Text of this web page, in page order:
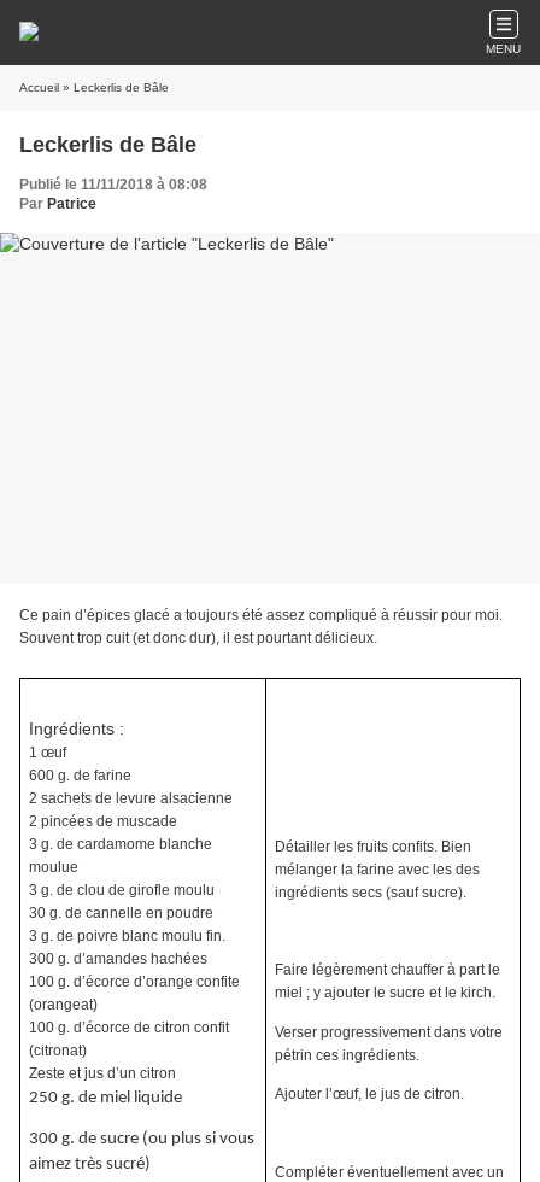
MENU
Accueil » Leckerlis de Bâle
Leckerlis de Bâle
Publié le 11/11/2018 à 08:08
Par Patrice
Ce pain d’épices glacé a toujours été assez compliqué à réussir pour moi.
Souvent trop cuit (et donc dur), il est pourtant délicieux.
Ingrédients :
1 œuf
600 g. de farine
2 sachets de levure alsacienne
2 pincées de muscade
3 g. de cardamome blanche
moulue
3 g. de clou de girofle moulu
30 g. de cannelle en poudre
3 g. de poivre blanc moulu fin.
300 g. d’amandes hachées
100 g. d’écorce d’orange confite
(orangeat)
100 g. d’écorce de citron confit
(citronat)
Zeste et jus d’un citron
250 g. de miel liquide
300 g. de sucre (ou plus si vous
aimez très sucré)
Détailler les fruits confits. Bien
mélanger la farine avec les des
ingrédients secs (sauf sucre).
Faire légèrement chauffer à part le
miel ; y ajouter le sucre et le kirch.
Verser progressivement dans votre
pétrin ces ingrédients.
Ajouter l’œuf, le jus de citron.
Compléter éventuellement avec un